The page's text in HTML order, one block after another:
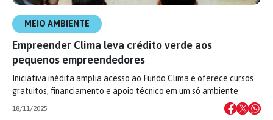
MEIO AMBIENTE
Empreender Clima leva crédito verde aos
pequenos empreendedores
Iniciativa inédita amplia acesso ao Fundo Clima e oferece cursos
gratuitos, financiamento e apoio técnico em um só ambiente
18/11/2025